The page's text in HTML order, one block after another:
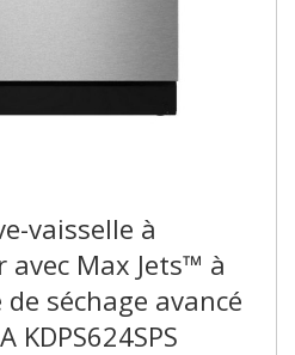
vaisselle à
Max Jets™ à
séchage avancé
KDPS624SPS